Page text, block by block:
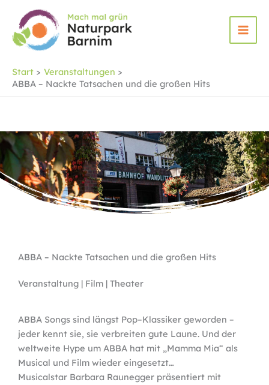
Inhalt
springen
Start
Veranstaltungen
ABBA – Nackte Tatsachen und die großen Hits
ABBA – Nackte Tatsachen und die großen Hits
Veranstaltung | Film | Theater
ABBA Songs sind längst Pop–Klassiker geworden –
jeder kennt sie, sie verbreiten gute Laune. Und der
weltweite Hype um ABBA hat mit „Mamma Mia“ als
Musical und Film wieder eingesetzt…
Musicalstar Barbara Raunegger präsentiert mit